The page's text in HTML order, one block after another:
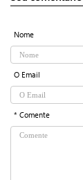
Nome
O Email
* Comente